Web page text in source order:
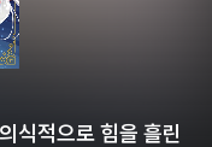
식적으로 힘을 흘린